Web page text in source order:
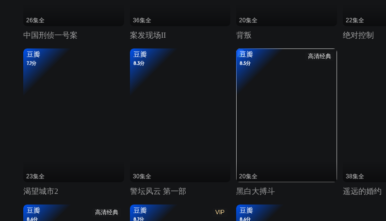
26集全
中国刑侦一号案
36集全
案发现场II
20集全
背叛
22集全
绝对控制
豆瓣
7.7分
23集全
渴望城市2
豆瓣
8.3分
30集全
警坛风云 第一部
高清经典
豆瓣
8.5分
20集全
黑白大搏斗
38集全
遥远的婚约
高清经典
豆瓣
8.6分
VIP
豆瓣
8.7分
豆瓣
8.6分